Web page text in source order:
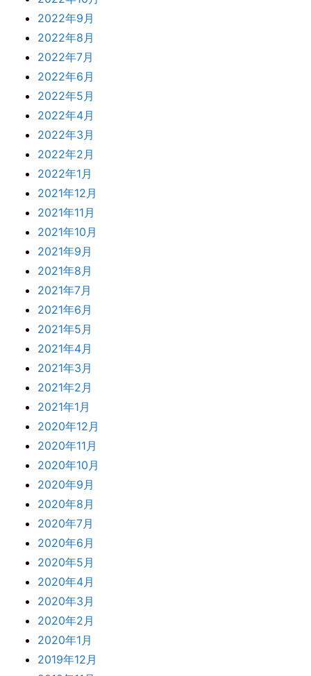
2022年9月
2022年8月
2022年7月
2022年6月
2022年5月
2022年4月
2022年3月
2022年2月
2022年1月
2021年12月
2021年11月
2021年10月
2021年9月
2021年8月
2021年7月
2021年6月
2021年5月
2021年4月
2021年3月
2021年2月
2021年1月
2020年12月
2020年11月
2020年10月
2020年9月
2020年8月
2020年7月
2020年6月
2020年5月
2020年4月
2020年3月
2020年2月
2020年1月
2019年12月